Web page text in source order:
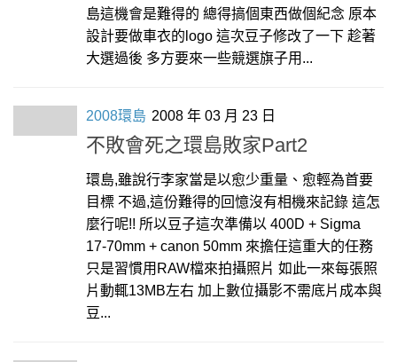
島這機會是難得的 總得搞個東西做個紀念 原本
設計要做車衣的logo 這次豆子修改了一下 趁著
大選過後 多方要來一些競選旗子用...
2008環島 2008 年 03 月 23 日
不敗會死之環島敗家Part2
環島,雖說行李家當是以愈少重量、愈輕為首要
目標 不過,這份難得的回憶沒有相機來記錄 這怎
麼行呢!! 所以豆子這次準備以 400D + Sigma
17-70mm + canon 50mm 來擔任這重大的任務
只是習慣用RAW檔來拍攝照片 如此一來每張照
片動輒13MB左右 加上數位攝影不需底片成本與
豆...